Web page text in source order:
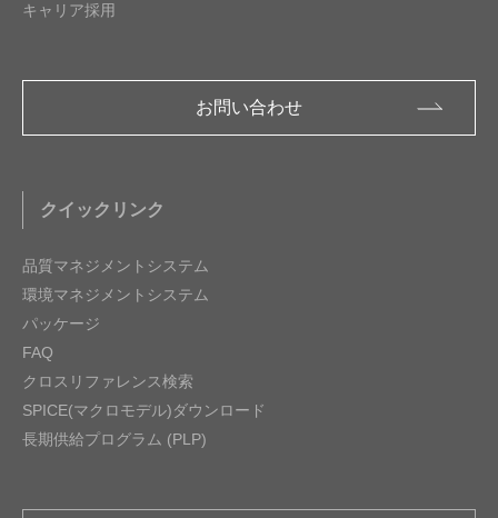
キャリア採用
お問い合わせ
クイックリンク
品質マネジメントシステム
環境マネジメントシステム
パッケージ
FAQ
クロスリファレンス検索
SPICE(マクロモデル)ダウンロード
長期供給プログラム (PLP)